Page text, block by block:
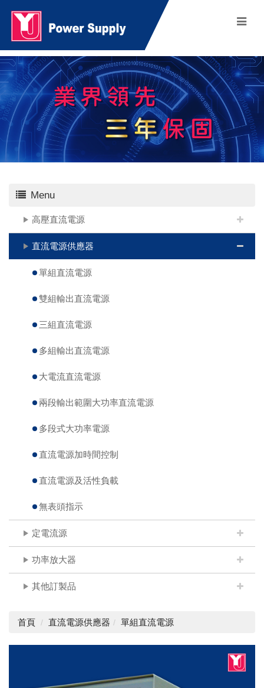
Menu
高壓直流電源
直流電源供應器
單組直流電源
雙組輸出直流電源
三組直流電源
多組輸出直流電源
大電流直流電源
兩段輸出範圍大功率直流電源
多段式大功率電源
直流電源加時間控制
直流電源及活性負載
無表頭指示
定電流源
功率放大器
其他訂製品
首頁 直流電源供應器 單組直流電源